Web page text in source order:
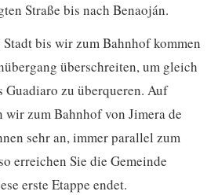
Straße bis nach Benaoján.
bis wir zum Bahnhof kommen
überschreiten, um gleich
Guadiaro zu überqueren. Auf
wir zum Bahnhof von Jimera de
sehr an, immer parallel zum
erreichen Sie die Gemeinde
erste Etappe endet.